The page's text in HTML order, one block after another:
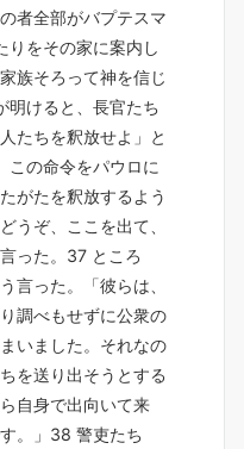
者全部がバプテスマ
りをその家に案内し
族そろって神を信じ
明けると、長官たち
たちを釈放せよ」と
この命令をパウロに
がたを釈放するよう
うぞ、ここを出て、
った。37 ところ
言った。「彼らは、
調べもせずに公衆の
いました。それなの
を送り出そうとする
自身で出向いて来
。」38 警吏たち